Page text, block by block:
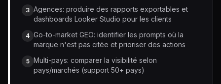
3 Agences: produire des rapports exportables et
dashboards Looker Studio pour les clients
4 Go-to-market GEO: identifier les prompts où la
marque n'est pas citée et prioriser des actions
5 Multi-pays: comparer la visibilité selon
pays/marchés (support 50+ pays)